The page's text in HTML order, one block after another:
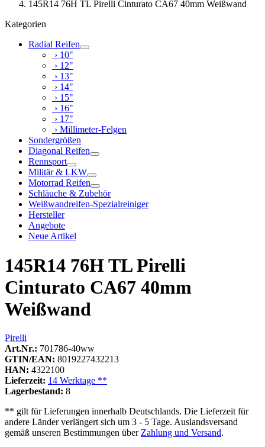
145R14 76H TL Pirelli Cinturato CA67 40mm Weißwand
Kategorien
Radial Reifen
› 10"
› 12"
› 13"
› 14"
› 15"
› 16"
› 17"
› Millimeter-Felgen
Sondergrößen
Diagonal Reifen
Rennsport
Militär & LKW
Motorrad Reifen
Schläuche & Zubehör
Weißwandreifen-Spezialreiniger
Hersteller
Angebote
Neue Artikel
145R14 76H TL Pirelli
Cinturato CA67 40mm
Weißwand
Pirelli
Art.Nr.: 701786-40ww
GTIN/EAN: 8019227432213
HAN: 4322100
Lieferzeit: 14 Werktage **
Lagerbestand: 8
** gilt für Lieferungen innerhalb Deutschlands. Die Lieferzeit für
andere Länder verlängert sich um 3 - 5 Tage. Auslandsversand
gemäß unseren Bestimmungen über Zahlung und Versand.